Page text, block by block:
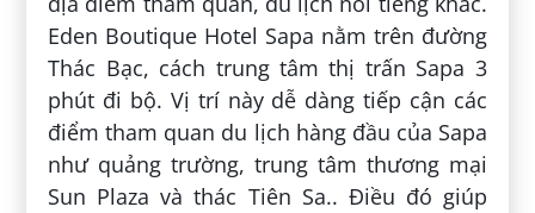
Eden Boutique Hotel Sapa nằm trên đường
Thác Bạc, cách trung tâm thị trấn Sapa 3
phút đi bộ. Vị trí này dễ dàng tiếp cận các
điểm tham quan du lịch hàng đầu của Sapa
như quảng trường, trung tâm thương mại
Sun Plaza và thác Tiên Sa.. Điều đó giúp